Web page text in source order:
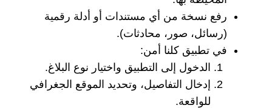
رفع نسخة من أي مستندات أو أدلة رقمية
(رسائل، صور، محادثات).
في تطبيق كلنا أمن:
الدخول إلى التطبيق واختيار نوع البلاغ.
إدخال التفاصيل، وتحديد الموقع الجغرافي
للواقعة.